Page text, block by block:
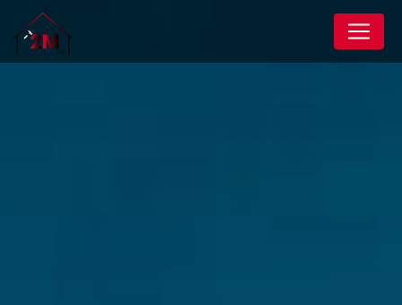
Panneau de gestion des cookies